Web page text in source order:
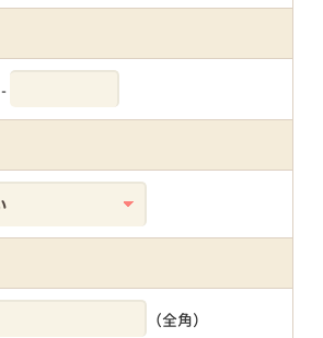
-
（全角）